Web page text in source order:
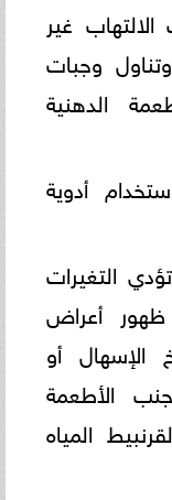
غير
وجبات
الدهنية
أدوية
التغيرات
أعراض
الإسهال أو
الأطعمة
المياه